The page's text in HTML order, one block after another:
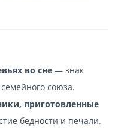
во сне — знак
союза.
приготовленные
бедности и печали.